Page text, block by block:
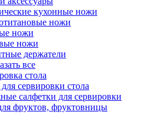
кухонные ножи
ножи
ножи
ножи
держатели
все
стола
сервировки стола
салфетки для сервировки
фруктов, фруктовницы